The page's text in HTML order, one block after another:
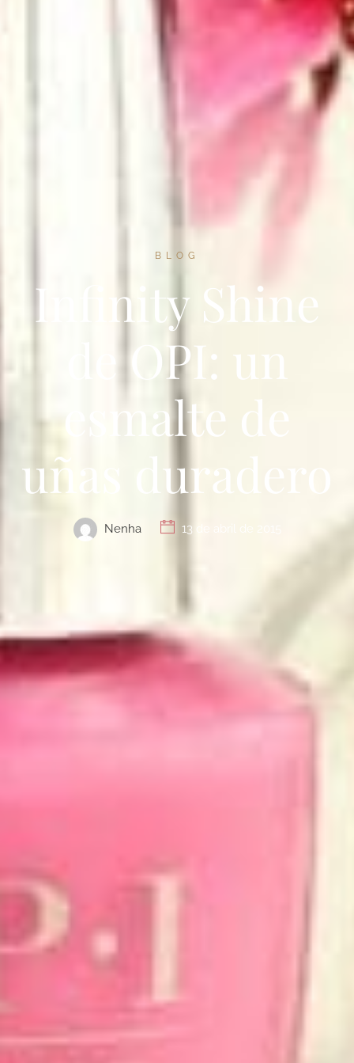
BLOG
Infinity Shine
de OPI: un
esmalte de
uñas duradero
Nenha 13 de abril de 2015